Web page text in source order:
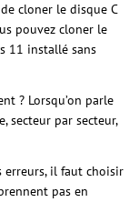
cloner le disque C
pouvez cloner le
11 installé sans
? Lorsqu’on parle
secteur par secteur,
erreurs, il faut choisir
pas en